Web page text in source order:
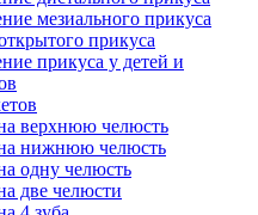
мезиального прикуса
прикуса
прикуса у детей и
верхнюю челюсть
нижнюю челюсть
одну челюсть
две челюсти